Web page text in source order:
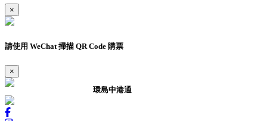
×
請使用 WeChat 掃描 QR Code 購票
×
環島中港通